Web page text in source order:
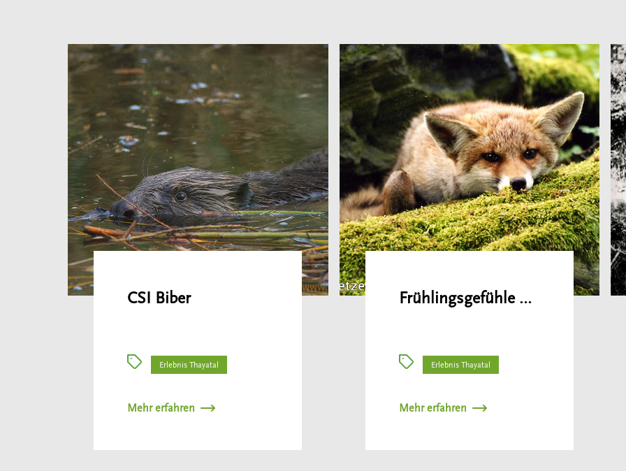
CSI Biber
Erlebnis Thayatal
Mehr erfahren
Frühlingsgefühle …
Erlebnis Thayatal
Mehr erfahren